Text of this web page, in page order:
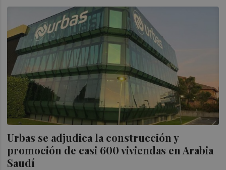
Urbas se adjudica la construcción y
promoción de casi 600 viviendas en Arabia
Saudí